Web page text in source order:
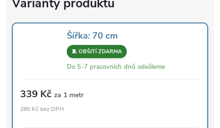
Šířka: 70 cm
🧵 OBŠITÍ ZDARMA
Do 5-7 pracovních dnů odešleme
339 Kč za 1 metr
280 Kč bez DPH